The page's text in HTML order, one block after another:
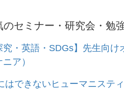
のセミナー・研究会・勉
究・英語・SDGs】先生向
ニア）
はできないヒューマニステ